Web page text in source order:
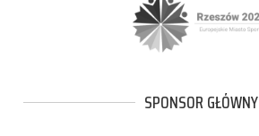
SPONSOR GŁÓWNY